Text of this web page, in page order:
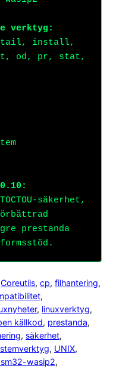
verktyg:
tail, install,
od, pr, stat,
säkerhet,
prestanda
Coreutils, cp, filhantering
, linuxverktyg
källkod, prestanda
, säkerhet
, UNIX
wasip2